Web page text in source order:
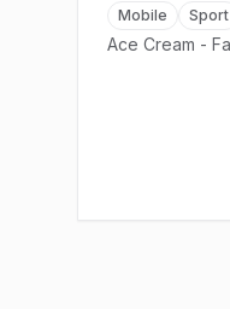
Mobile Sport
Ace Cream -